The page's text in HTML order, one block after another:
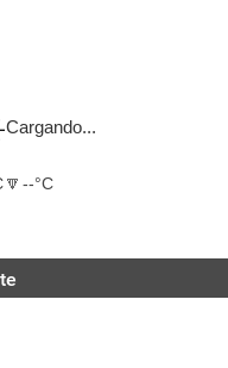
Cargando...
🔽 --°C